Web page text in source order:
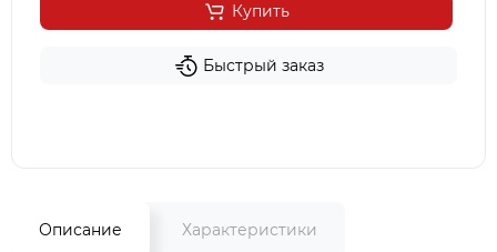
Купить
Быстрый заказ
Описание Характеристики